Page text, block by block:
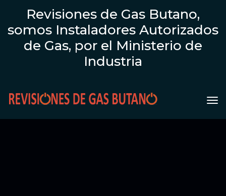
Revisiones de Gas Butano,
somos Instaladores Autorizados
de Gas, por el Ministerio de
Industria